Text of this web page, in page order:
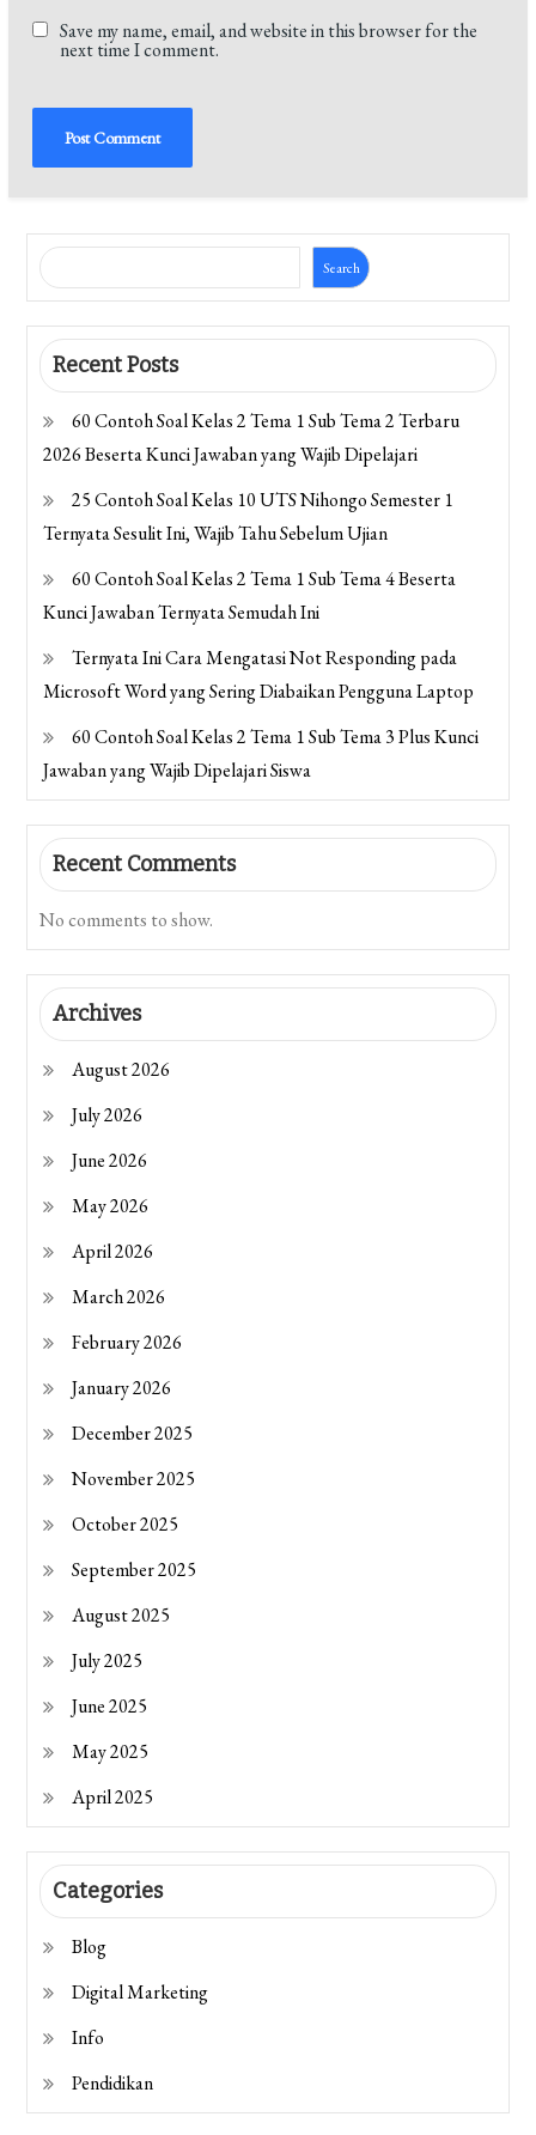
Save my name, email, and website in this browser for the
next time I comment.
Search
Recent Posts
60 Contoh Soal Kelas 2 Tema 1 Sub Tema 2 Terbaru
2026 Beserta Kunci Jawaban yang Wajib Dipelajari
25 Contoh Soal Kelas 10 UTS Nihongo Semester 1
Ternyata Sesulit Ini, Wajib Tahu Sebelum Ujian
60 Contoh Soal Kelas 2 Tema 1 Sub Tema 4 Beserta
Kunci Jawaban Ternyata Semudah Ini
Ternyata Ini Cara Mengatasi Not Responding pada
Microsoft Word yang Sering Diabaikan Pengguna Laptop
60 Contoh Soal Kelas 2 Tema 1 Sub Tema 3 Plus Kunci
Jawaban yang Wajib Dipelajari Siswa
Recent Comments
No comments to show.
Archives
August 2026
July 2026
June 2026
May 2026
April 2026
March 2026
February 2026
January 2026
December 2025
November 2025
October 2025
September 2025
August 2025
July 2025
June 2025
May 2025
April 2025
Categories
Blog
Digital Marketing
Info
Pendidikan